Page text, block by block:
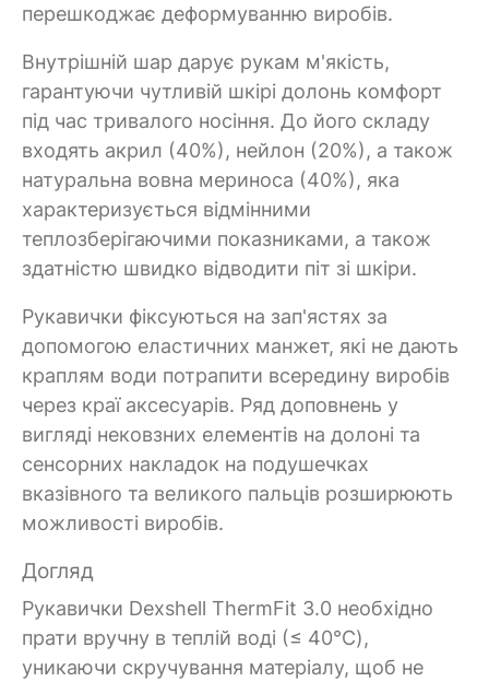
перешкоджає деформуванню виробів.
Внутрішній шар дарує рукам м'якість,
гарантуючи чутливій шкірі долонь комфорт
під час тривалого носіння. До його складу
входять акрил (40%), нейлон (20%), а також
натуральна вовна мериноса (40%), яка
характеризується відмінними
теплозберігаючими показниками, а також
здатністю швидко відводити піт зі шкіри.
Рукавички фіксуються на зап'ястях за
допомогою еластичних манжет, які не дають
краплям води потрапити всередину виробів
через краї аксесуарів. Ряд доповнень у
вигляді нековзних елементів на долоні та
сенсорних накладок на подушечках
вказівного та великого пальців розширюють
можливості виробів.
Догляд
Рукавички Dexshell ThermFit 3.0 необхідно
прати вручну в теплій воді (≤ 40°C),
уникаючи скручування матеріалу, щоб не